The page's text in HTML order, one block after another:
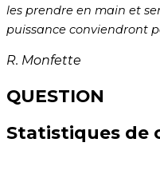
les prendre en main et
puissance conviendront
R. Monfette
QUESTION
Statistiques de